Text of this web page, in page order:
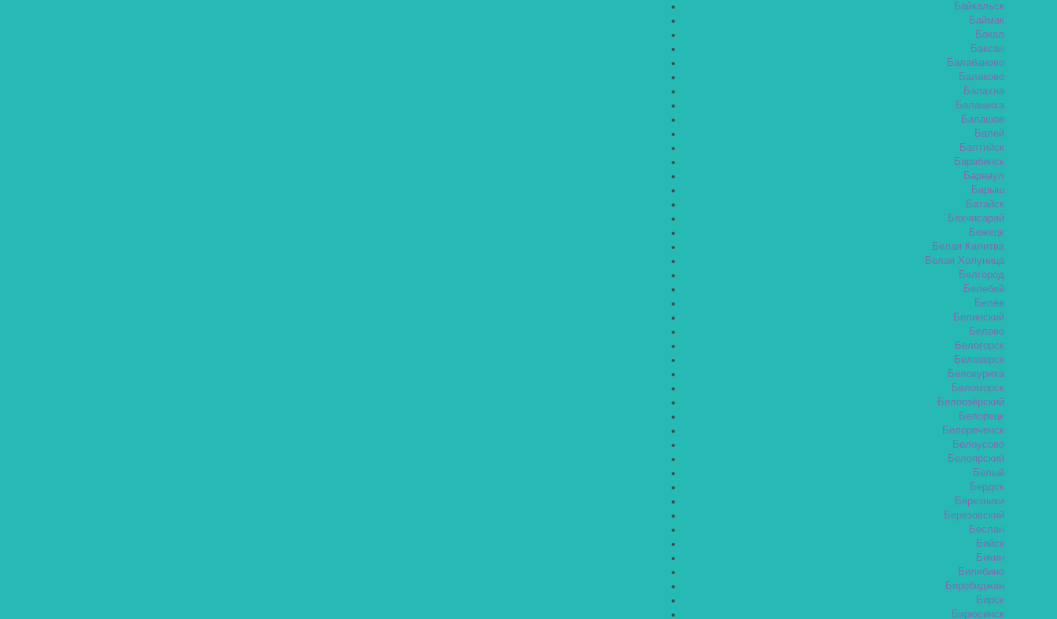
Байкальск
Баймак
Бакал
Баксан
Балабаново
Балаково
Балахна
Балашиха
Балашов
Балей
Балтийск
Барабинск
Барнаул
Барыш
Батайск
Бахчисарай
Бежецк
Белая Калитва
Белая Холуница
Белгород
Белебей
Белёв
Белинский
Белово
Белогорск
Белозерск
Белокуриха
Беломорск
Белоозёрский
Белорецк
Белореченск
Белоусово
Белоярский
Белый
Бердск
Березники
Берёзовский
Беслан
Бийск
Бикин
Билибино
Биробиджан
Бирск
Бирюсинск